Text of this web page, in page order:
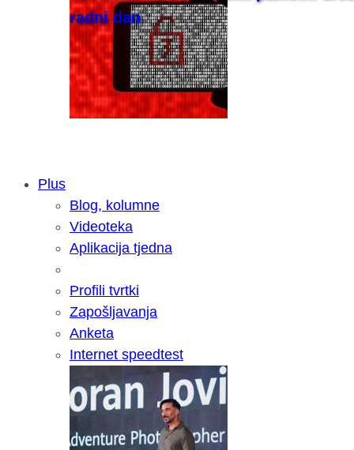
radni dan
Samsung otkrio kako je nastajala
razvoja donijelo tanje i izdržljivije
Microsoft predstavio Project
Plus
Blog, kolumne
Videoteka
Aplikacija tjedna
Profili tvrtki
Zapošljavanja
Anketa
Internet speedtest